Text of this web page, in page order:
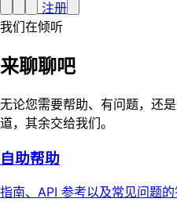
注册
我们在倾听
来聊聊吧
无论您需要帮助、有问题，还
道，其余交给我们。
自助帮助
指南、API 参考以及常见问题